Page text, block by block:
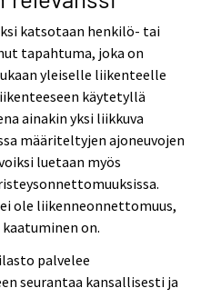
katsotaan henkilö- tai
tapahtuma, joka on
yleiselle liikenteelle
käytetyllä
ainakin yksi liikkuva
määriteltyjen ajoneuvojen
luetaan myös
ole liikenneonnettomuus,
on.
palvelee
seurantaa kansallisesti ja